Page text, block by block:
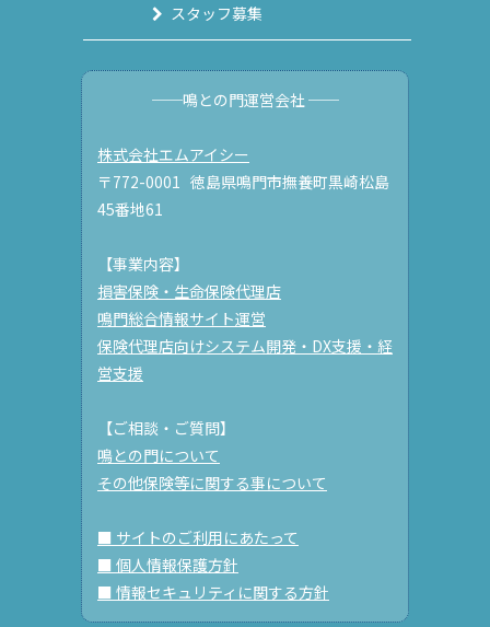
スタッフ募集
──鳴との門運営会社 ──
株式会社エムアイシー
〒772-0001 徳島県鳴門市撫養町黒崎松島
45番地61
【事業内容】
損害保険・生命保険代理店
鳴門総合情報サイト運営
保険代理店向けシステム開発・DX支援・経
営支援
【ご相談・ご質問】
鳴との門について
その他保険等に関する事について
■ サイトのご利用にあたって
■ 個人情報保護方針
■ 情報セキュリティに関する方針